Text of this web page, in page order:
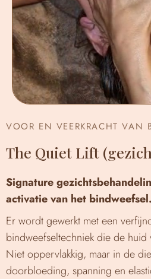
VOOR EN VEERKRACHT VAN
The Quiet Lift
Signature
activatie van het bindweefsel.
Er wordt gewerkt met een
bindweefseltechniek die de huid
Niet oppervlakkig, maar in de
doorbloeding, spanning en